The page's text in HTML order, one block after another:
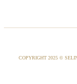
COPYRIGHT 2025 ©